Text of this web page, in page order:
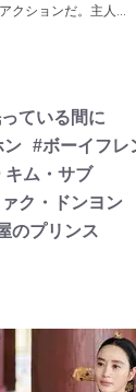
クションだ。主人...
ている間に
ン #ボーイフレ
キム・サブ
ク・ドンヨン
のプリンス